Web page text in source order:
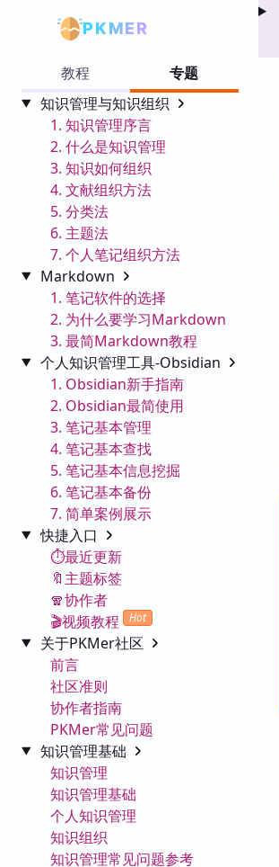
PKMER
教程
专题
知识管理与知识组织
1. 知识管理序言
2. 什么是知识管理
3. 知识如何组织
4. 文献组织方法
5. 分类法
6. 主题法
7. 个人笔记组织方法
Markdown
1. 笔记软件的选择
2. 为什么要学习Markdown
3. 最简Markdown教程
个人知识管理工具-Obsidian
1. Obsidian新手指南
2. Obsidian最简使用
3. 笔记基本管理
4. 笔记基本查找
5. 笔记基本信息挖掘
6. 笔记基本备份
7. 简单案例展示
快捷入口
⏱️最近更新
🔖主题标签
🧣协作者
🎬视频教程
Hot
关于PKMer社区
前言
社区准则
协作者指南
PKMer常见问题
知识管理基础
知识管理
知识管理基础
个人知识管理
知识组织
知识管理常见问题参考